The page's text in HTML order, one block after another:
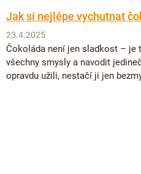
Jak si nejlépe vychutnat
23.4.2025
Čokoláda není jen sladkost – je
všechny smysly a navodit
opravdu užili, nestačí ji jen